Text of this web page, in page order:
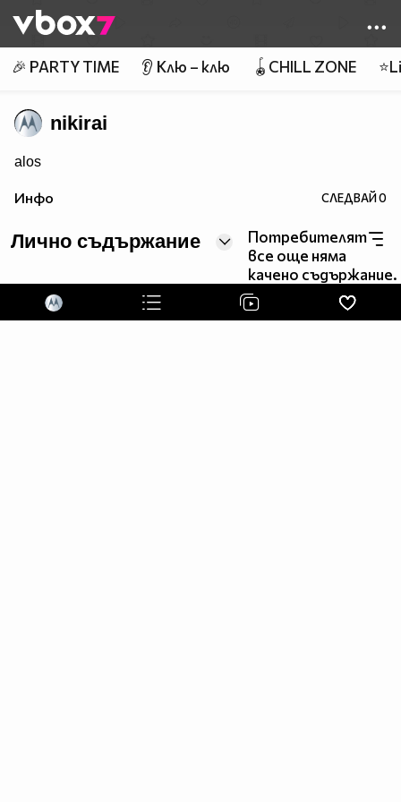
👾
🎉 PARTY TIME 👂 Клю – клю 🪀CHILL ZONE
nikirai
alos
Инфо СЛЕДВАЙ0
Лично съдържание
Потребителят
все още няма
качено съдържание.